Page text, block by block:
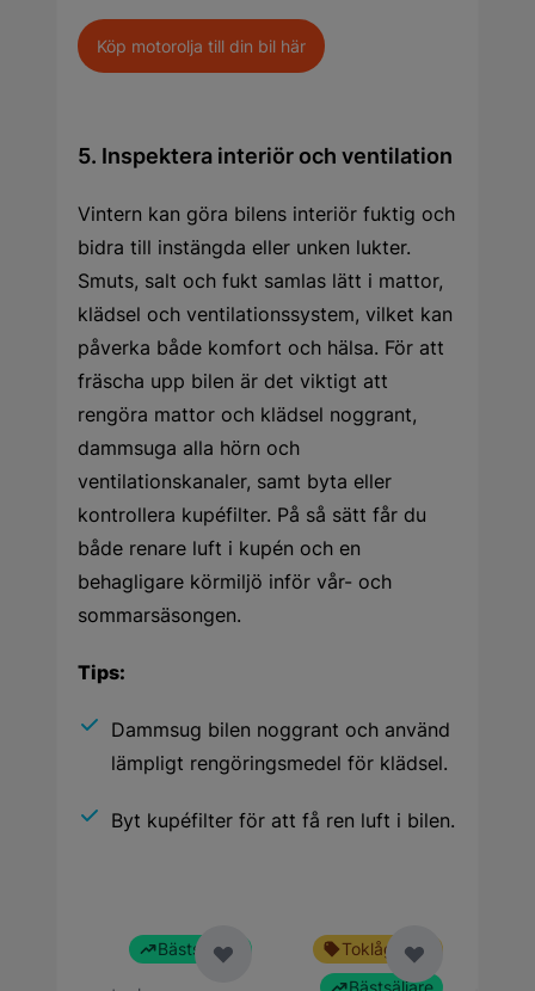
Köp motorolja till din bil här
5. Inspektera interiör och ventilation
Vintern kan göra bilens interiör fuktig och
bidra till instängda eller unken lukter.
Smuts, salt och fukt samlas lätt i mattor,
klädsel och ventilationssystem, vilket kan
påverka både komfort och hälsa. För att
fräscha upp bilen är det viktigt att
rengöra mattor och klädsel noggrant,
dammsuga alla hörn och
ventilationskanaler, samt byta eller
kontrollera kupéfilter. På så sätt får du
både renare luft i kupén och en
behagligare körmiljö inför vår- och
sommarsäsongen.
Tips:
Dammsug bilen noggrant och använd
lämpligt rengöringsmedel för klädsel.
Byt kupéfilter för att få ren luft i bilen.
Bästsäljare
Toklågt pris